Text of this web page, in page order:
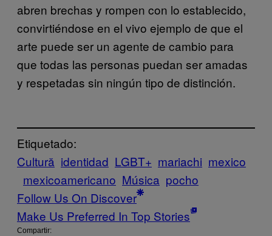
abren brechas y rompen con lo establecido,
convirtiéndose en el vivo ejemplo de que el
arte puede ser un agente de cambio para
que todas las personas puedan ser amadas
y respetadas sin ningún tipo de distinción.
Etiquetado:
Cultură identidad LGBT+ mariachi mexico
mexicoamericano Música pocho
Follow Us On Discover
Make Us Preferred In Top Stories
Compartir: